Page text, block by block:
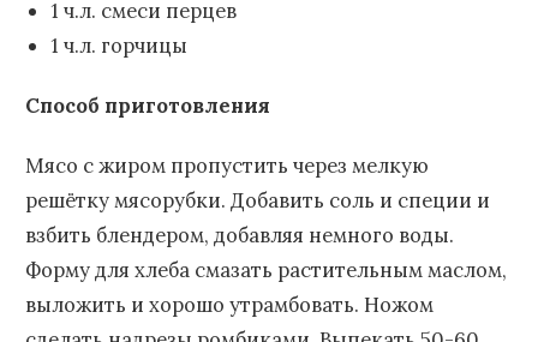
1 ч.л. смеси перцев
1 ч.л. горчицы
Способ приготовления
Мясо с жиром пропустить через мелкую
решётку мясорубки. Добавить соль и специи и
взбить блендером, добавляя немного воды.
Форму для хлеба смазать растительным маслом,
выложить и хорошо утрамбовать. Ножом